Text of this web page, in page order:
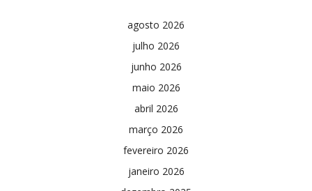
agosto 2026
julho 2026
junho 2026
maio 2026
abril 2026
março 2026
fevereiro 2026
janeiro 2026